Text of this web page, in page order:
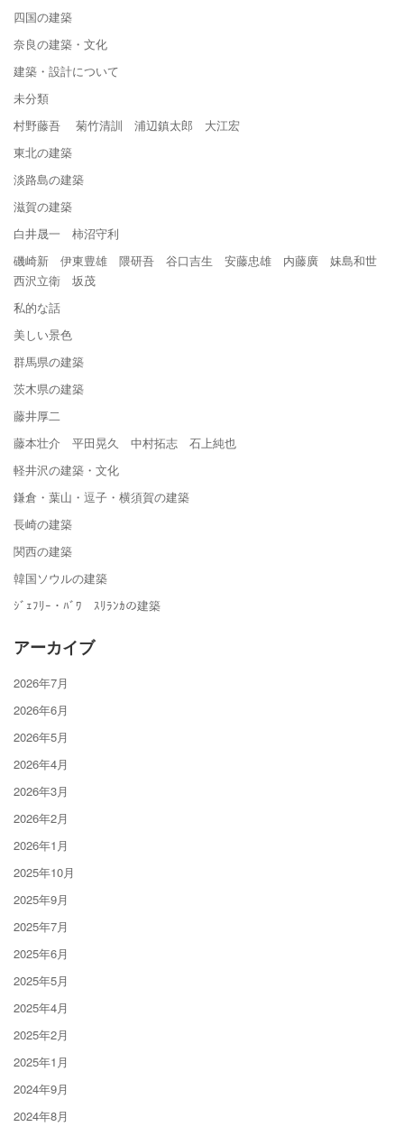
四国の建築
奈良の建築・文化
建築・設計について
未分類
村野藤吾 菊竹清訓 浦辺鎮太郎 大江宏
東北の建築
淡路島の建築
滋賀の建築
白井晟一 柿沼守利
磯崎新 伊東豊雄 隈研吾 谷口吉生 安藤忠雄 内藤廣 妹島和世
西沢立衛 坂茂
私的な話
美しい景色
群馬県の建築
茨木県の建築
藤井厚二
藤本壮介 平田晃久 中村拓志 石上純也
軽井沢の建築・文化
鎌倉・葉山・逗子・横須賀の建築
長崎の建築
関西の建築
韓国ソウルの建築
ｼﾞｪﾌﾘｰ・ﾊﾞﾜ ｽﾘﾗﾝｶの建築
アーカイブ
2026年7月
2026年6月
2026年5月
2026年4月
2026年3月
2026年2月
2026年1月
2025年10月
2025年9月
2025年7月
2025年6月
2025年5月
2025年4月
2025年2月
2025年1月
2024年9月
2024年8月